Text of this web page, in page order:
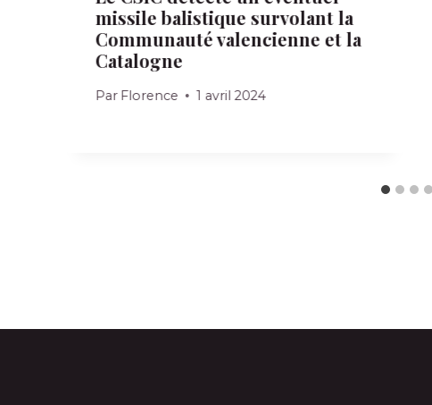
missile balistique survolant la
Communauté valencienne et la
Catalogne
Par Florence 1 avril 2024